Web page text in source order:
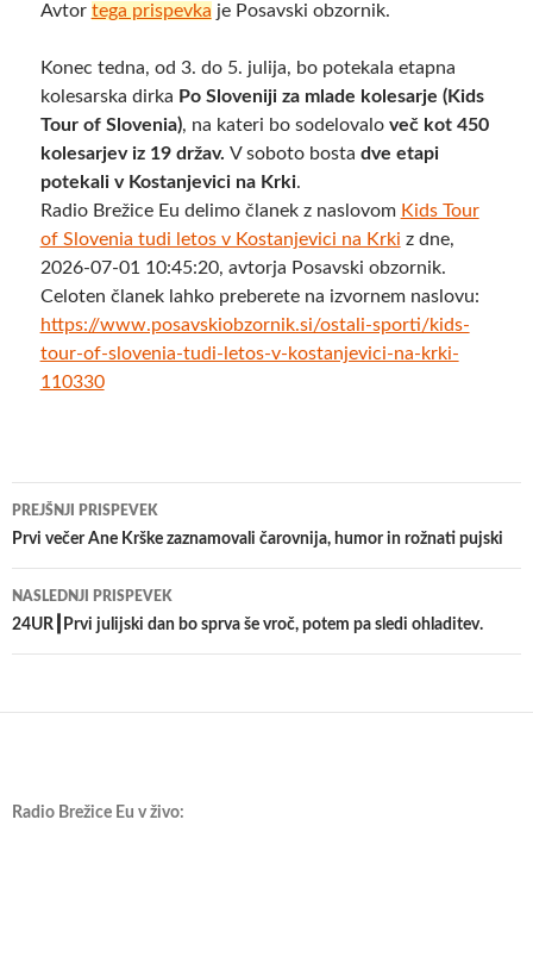
Avtor tega prispevka je Posavski obzornik.
Konec tedna, od 3. do 5. julija, bo potekala etapna
kolesarska dirka Po Sloveniji za mlade kolesarje (Kids
Tour of Slovenia), na kateri bo sodelovalo več kot 450
kolesarjev iz 19 držav. V soboto bosta dve etapi
potekali v Kostanjevici na Krki.
Radio Brežice Eu delimo članek z naslovom Kids Tour
of Slovenia tudi letos v Kostanjevici na Krki z dne,
2026-07-01 10:45:20, avtorja Posavski obzornik.
Celoten članek lahko preberete na izvornem naslovu:
https://www.posavskiobzornik.si/ostali-sporti/kids-
tour-of-slovenia-tudi-letos-v-kostanjevici-na-krki-
110330
Krmarjenje
po
prispevkih
PREJŠNJI PRISPEVEK
Prvi večer Ane Krške zaznamovali čarovnija, humor in rožnati pujski
NASLEDNJI PRISPEVEK
24UR┃Prvi julijski dan bo sprva še vroč, potem pa sledi ohladitev.
Radio Brežice Eu v živo: